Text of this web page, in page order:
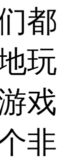
都
玩
戏
非